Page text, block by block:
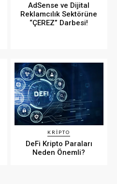
AdSense ve Dijital
Reklamcılık Sektörüne
“ÇEREZ” Darbesi!
KRIPTO
DeFi Kripto Paraları
Neden Önemli?